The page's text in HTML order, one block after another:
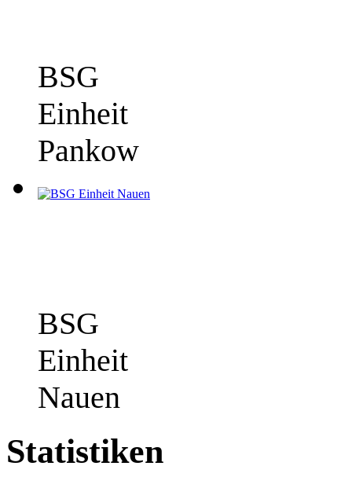
BSG
Einheit
Pankow
BSG
Einheit
Nauen
Statistiken